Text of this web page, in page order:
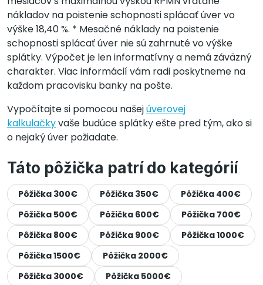
nákladov na poistenie schopnosti splácať úver vo
výške 18,40 %. * Mesačné náklady na poistenie
schopnosti splácať úver nie sú zahrnuté vo výške
splátky. Výpočet je len informatívny a nemá záväzný
charakter. Viac informácií vám radi poskytneme na
každom pracovisku banky na pošte.
Vypočítajte si pomocou našejúverovej
kalkulačkyvaše budúce splátky ešte pred tým, ako si
o nejaký úver požiadate.
Táto pôžička patrí do kategórií
Pôžička 300€ Pôžička 350€
Pôžička 400€
Pôžička 500€
Pôžička 600€
Pôžička 700€
Pôžička 800€
Pôžička 900€
Pôžička 1000€
Pôžička 1500€
Pôžička 2000€
Pôžička 3000€
Pôžička 5000€